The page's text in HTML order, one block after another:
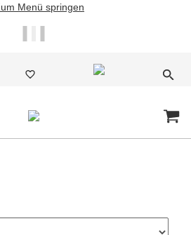
Menü springen
ADD-ON
JULI2026